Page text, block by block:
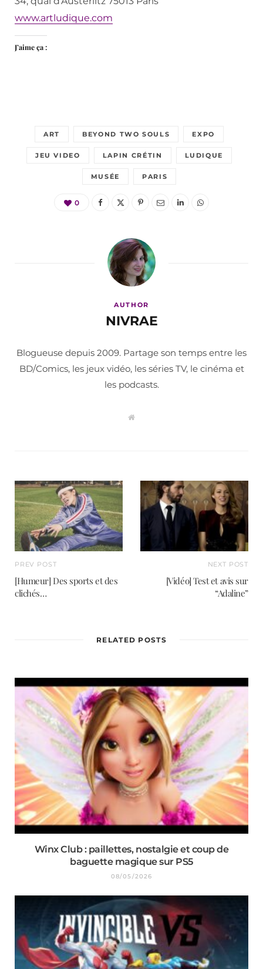
www.artludique.com
J’aime ça :
ART BEYOND TWO SOULS EXPO
JEU VIDEO LAPIN CRÉTIN LUDIQUE
MUSÉE PARIS
0
AUTHOR
NIVRAE
Blogueuse depuis 2009. Partage son temps entre les
BD/Comics, les jeux vidéo, les séries TV, le cinéma et
les podcasts.
W
PREV POST
[Humeur] Des sports et des
clichés…
NEXT POST
[Vidéo] Test et avis sur
“Adaline”
RELATED POSTS
Winx Club : paillettes, nostalgie et coup de
baguette magique sur PS5
08/05/2026